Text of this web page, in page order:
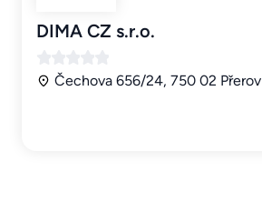
DIMA CZ s.r.o.
Čechova 656/24, 750 02 Přerov